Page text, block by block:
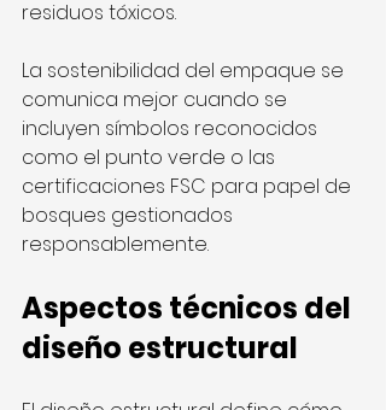
residuos tóxicos.
La sostenibilidad del empaque se
comunica mejor cuando se
incluyen símbolos reconocidos
como el punto verde o las
certificaciones FSC para papel de
bosques gestionados
responsablemente.
Aspectos técnicos del
diseño estructural